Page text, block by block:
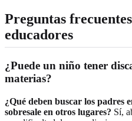
Preguntas
educadores
¿Puede un niño tener
materias?
¿Qué deben buscar los padres
sobresale en otros lugares? Sí,